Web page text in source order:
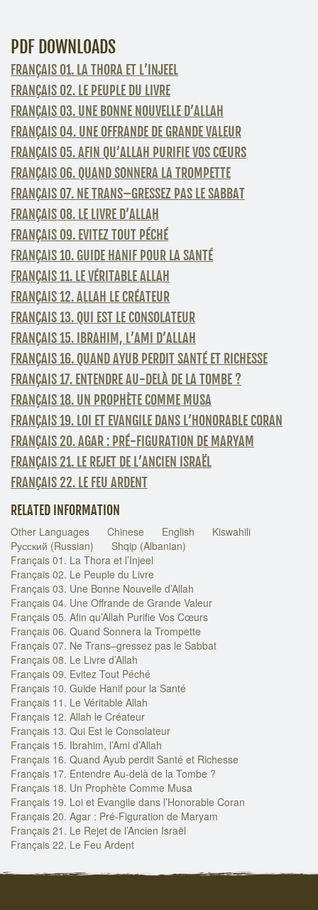
PDF DOWNLOADS
FRANÇAIS 01. LA THORA ET L’INJEEL
FRANÇAIS 02. LE PEUPLE DU LIVRE
FRANÇAIS 03. UNE BONNE NOUVELLE D’ALLAH
FRANÇAIS 04. UNE OFFRANDE DE GRANDE VALEUR
FRANÇAIS 05. AFIN QU’ALLAH PURIFIE VOS CŒURS
FRANÇAIS 06. QUAND SONNERA LA TROMPETTE
FRANÇAIS 07. NE TRANS–GRESSEZ PAS LE SABBAT
FRANÇAIS 08. LE LIVRE D’ALLAH
FRANÇAIS 09. EVITEZ TOUT PÉCHÉ
FRANÇAIS 10. GUIDE HANIF POUR LA SANTÉ
FRANÇAIS 11. LE VÉRITABLE ALLAH
FRANÇAIS 12. ALLAH LE CRÉATEUR
FRANÇAIS 13. QUI EST LE CONSOLATEUR
FRANÇAIS 15. IBRAHIM, L’AMI D’ALLAH
FRANÇAIS 16. QUAND AYUB PERDIT SANTÉ ET RICHESSE
FRANÇAIS 17. ENTENDRE AU-DELÀ DE LA TOMBE ?
FRANÇAIS 18. UN PROPHÈTE COMME MUSA
FRANÇAIS 19. LOI ET EVANGILE DANS L’HONORABLE CORAN
FRANÇAIS 20. AGAR : PRÉ-FIGURATION DE MARYAM
FRANÇAIS 21. LE REJET DE L’ANCIEN ISRAËL
FRANÇAIS 22. LE FEU ARDENT
RELATED INFORMATION
Other Languages Chinese English
Kiswahili
Pусский (Russian)
Shqip (Albanian)
Français 01. La Thora et l’Injeel
Français 02. Le Peuple du Livre
Français 03. Une Bonne Nouvelle d’Allah
Français 04. Une Offrande de Grande Valeur
Français 05. Afin qu’Allah Purifie Vos Cœurs
Français 06. Quand Sonnera la Trompette
Français 07. Ne Trans–gressez pas le Sabbat
Français 08. Le Livre d’Allah
Français 09. Evitez Tout Péché
Français 10. Guide Hanif pour la Santé
Français 11. Le Véritable Allah
Français 12. Allah le Créateur
Français 13. Qui Est le Consolateur
Français 15. Ibrahim, l’Ami d’Allah
Français 16. Quand Ayub perdit Santé et Richesse
Français 17. Entendre Au-delà de la Tombe ?
Français 18. Un Prophète Comme Musa
Français 19. Loi et Evangile dans l’Honorable Coran
Français 20. Agar : Pré-Figuration de Maryam
Français 21. Le Rejet de l’Ancien Israël
Français 22. Le Feu Ardent